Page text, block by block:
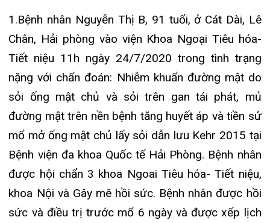
nay bệnh nhân đã hoàn toàn ổn định. Kiểm tra
Kehr: Đường mật hết sỏi, thuốc thông xuống tá
tràng tốt. Lâm sàng: Không sốt, da mắt hết vàng,
ăn uống vận động bình thường, có thể cho ra viện
nhưng gia đình xin ở lại theo dõi thêm. Ra viên
20/8/2020.
2.Bệnh nhân: Hàn Thị Y, 97 tuổi, ở Giang Biên, Vĩnh
Bảo, Hải Phòng vào khoa cấp cứu ngày
10/8/2020. Bệnh nhân được hội chẩn ngay giữa
Khoa Ngoại Tiêu hóa- Tiết niệu và Khoa Cấp cứu,
với chẩn đoán: Nhiễm trùng đường mật, viêm túi